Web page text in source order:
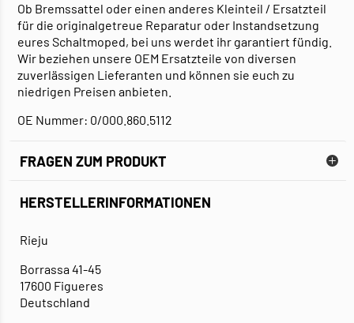
Ob Bremssattel oder einen anderes Kleinteil / Ersatzteil
für die originalgetreue Reparatur oder Instandsetzung
eures Schaltmoped, bei uns werdet ihr garantiert fündig.
Wir beziehen unsere OEM Ersatzteile von diversen
zuverlässigen Lieferanten und können sie euch zu
niedrigen Preisen anbieten.
OE Nummer: 0/000.860.5112
FRAGEN ZUM PRODUKT
HERSTELLERINFORMATIONEN
Rieju
Borrassa 41-45
17600 Figueres
Deutschland